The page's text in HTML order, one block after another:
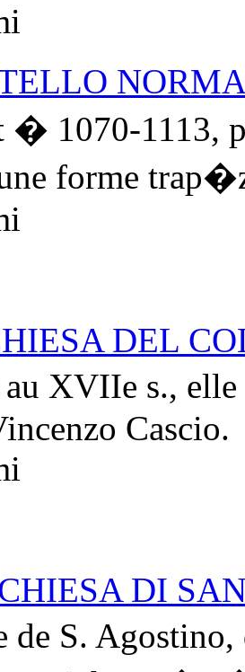
� 1070-
forme
DEL
au XVIIe s.,
Cascio.
DI
S. Agostino,